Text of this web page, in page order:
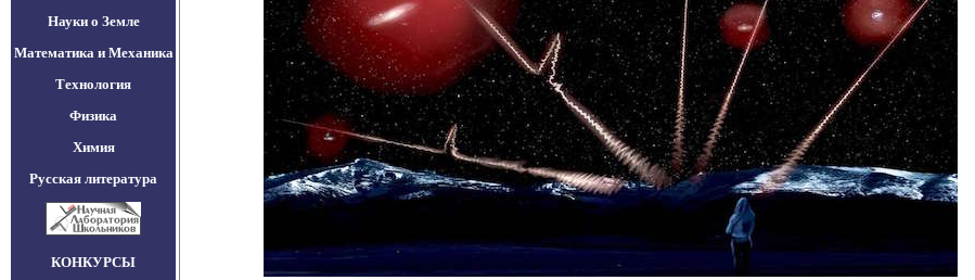
Науки о Земле
Математика и Механика
Технология
Физика
Химия
Русская литература
КОНКУРСЫ